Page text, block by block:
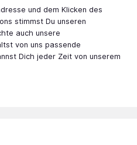
und dem Klicken des
stimmst Du unseren
auch unsere
von uns passende
Dich jeder Zeit von unserem